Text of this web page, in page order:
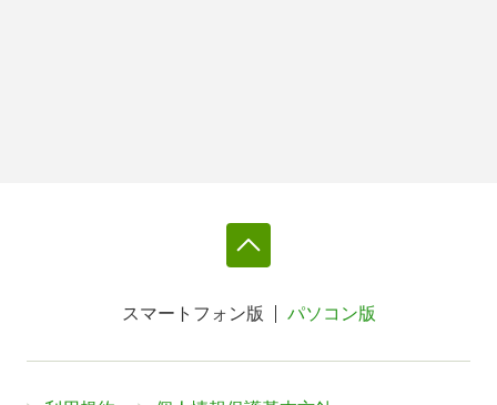
スマートフォン版 パソコン版